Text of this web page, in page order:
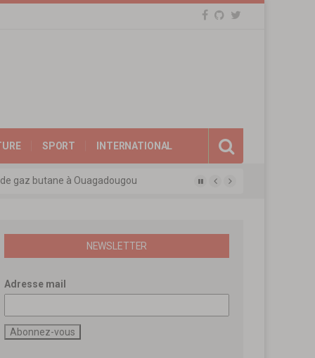
SPORT INTERNATIONAL
gaz butane à Ouagadougou
révolutionnaires
NEWSLETTER
Adresse mail